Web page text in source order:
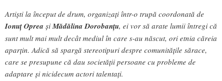
Artiști la început de drum, organizați într-o trupă coordonată de
Ionuț Oprea și Mădălina Dorobanțu, ei vor să arate lumii întregi că
sunt mult mai mult decât mediul în care s-au născut, ori etnia căreia
aparțin. Adică să spargă stereotipuri despre comunitățile sărace,
care se presupune că dau societății persoane cu probleme de
adaptare și nicidecum actori talentați.